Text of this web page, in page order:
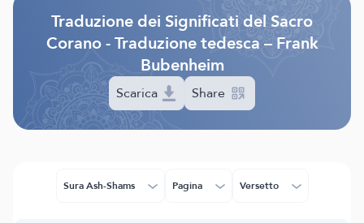
Traduzione dei Significati del Sacro
Corano - Traduzione tedesca – Frank
Bubenheim
Scarica Share
Sura Ash-Shams Pagina Versetto